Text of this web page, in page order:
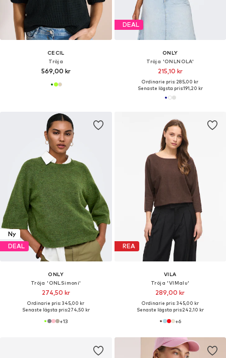
CECIL
Tröja
569,00 kr
DEAL
ONLY
Tröja 'ONLNOLA'
215,10 kr
Ordinarie pris: 285,00 kr
Senaste lägsta pris:191,20 kr
Ny
DEAL
ONLY
Tröja 'ONLSimoni'
274,50 kr
Ordinarie pris: 345,00 kr
Senaste lägsta pris:274,50 kr
+13
REA
VILA
Tröja 'VIMalu'
289,00 kr
Ordinarie pris: 345,00 kr
Senaste lägsta pris:242,10 kr
+6